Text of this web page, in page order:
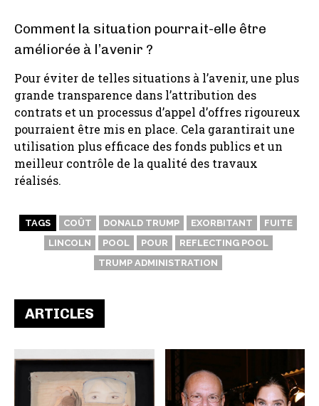
Comment la situation pourrait-elle être
améliorée à l’avenir ?
Pour éviter de telles situations à l’avenir, une plus
grande transparence dans l’attribution des
contrats et un processus d’appel d’offres rigoureux
pourraient être mis en place. Cela garantirait une
utilisation plus efficace des fonds publics et un
meilleur contrôle de la qualité des travaux
réalisés.
TAGS COÛT DONALD TRUMP EXORBITANT
FUITE
LINCOLN
POOL POUR
REFLECTING POOL
TRUMP ADMINISTRATION
ARTICLES